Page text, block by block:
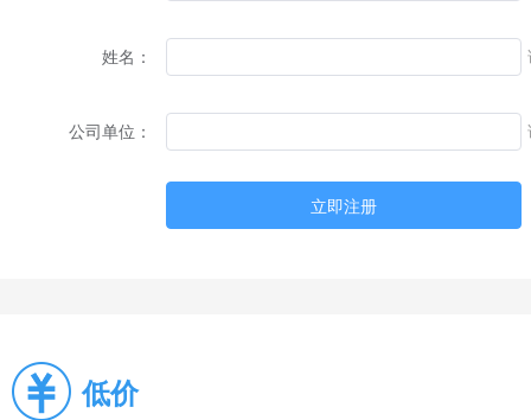
姓名：
公司单位：
立即注册
低价